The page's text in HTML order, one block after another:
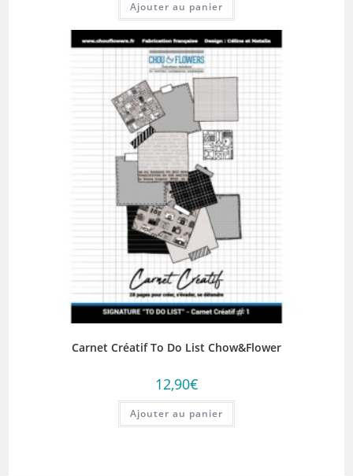
Ajouter au panier
Carnet Créatif To Do List Chow&Flower
12,90€
Ajouter au panier